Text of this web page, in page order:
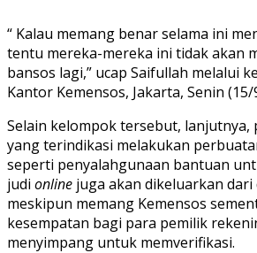
“ Kalau memang benar selama ini
tentu mereka-mereka ini tidak akan
bansos lagi,” ucap Saifullah melalui
Kantor Kemensos, Jakarta, Senin (15/
Selain kelompok tersebut, lanjutnya,
yang terindikasi melakukan
seperti penyalahgunaan bantuan
judi online juga akan dikeluarkan
meskipun memang Kemensos
kesempatan bagi para pemilik
menyimpang untuk memverifikasi.